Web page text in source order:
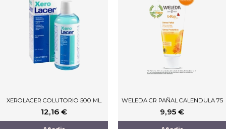
XEROLACER COLUTORIO 500 ML.
12,16 €
WELEDA CR PAÑAL CALENDULA 75
9,95 €